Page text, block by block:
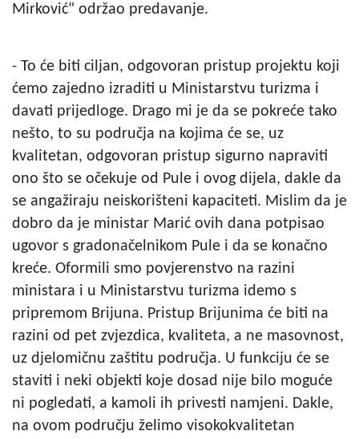
Mirković" održao predavanje.
- To će biti ciljan, odgovoran pristup projektu koji
ćemo zajedno izraditi u Ministarstvu turizma i
davati prijedloge. Drago mi je da se pokreće tako
nešto, to su područja na kojima će se, uz
kvalitetan, odgovoran pristup sigurno napraviti
ono što se očekuje od Pule i ovog dijela, dakle da
se angažiraju neiskorišteni kapaciteti. Mislim da je
dobro da je ministar Marić ovih dana potpisao
ugovor s gradonačelnikom Pule i da se konačno
kreće. Oformili smo povjerenstvo na razini
ministara i u Ministarstvu turizma idemo s
pripremom Brijuna. Pristup Brijunima će biti na
razini od pet zvjezdica, kvaliteta, a ne masovnost,
uz djelomičnu zaštitu područja. U funkciju će se
staviti i neki objekti koje dosad nije bilo moguće
ni pogledati, a kamoli ih privesti namjeni. Dakle,
na ovom području želimo visokokvalitetan